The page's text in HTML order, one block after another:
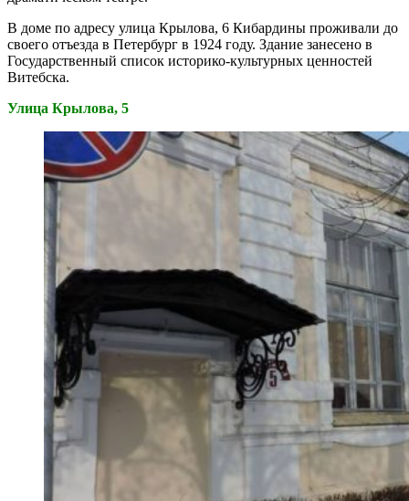
В доме по адресу улица Крылова, 6 Кибардины проживали до
своего отъезда в Петербург в 1924 году. Здание занесено в
Государственный список историко-культурных ценностей
Витебска.
Улица Крылова, 5